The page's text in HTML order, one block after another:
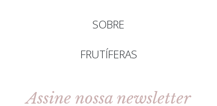
SOBRE
FRUTÍFERAS
Assine nossa newsletter